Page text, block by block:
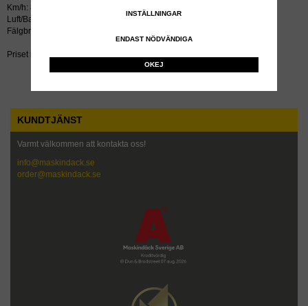
Km/h: 80
Luft/Bar: 0,50
Fälgbredd tum: 8.00X12
Priset inkluderar återvinningsavgift!
KUNDTJÄNST
Varmt välkommen att kontakta oss!
info@maskindack.se
order@maskindack.se
INSTÄLLNINGAR
ENDAST NÖDVÄNDIGA
OKEJ